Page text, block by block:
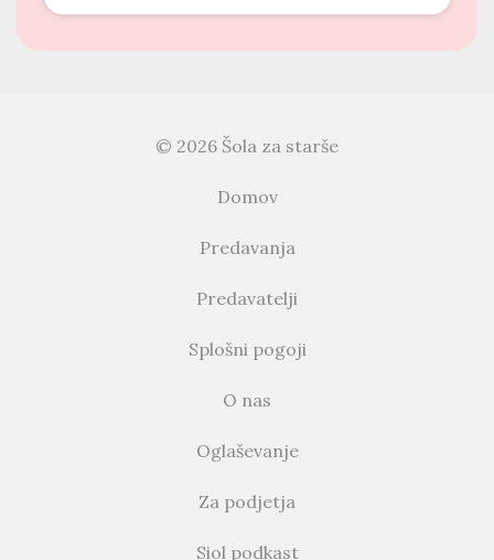
© 2026 Šola za starše
Domov
Predavanja
Predavatelji
Splošni pogoji
O nas
Oglaševanje
Za podjetja
Siol podkast